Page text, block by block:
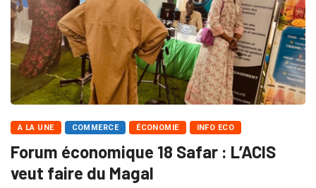
A LA UNE COMMERCE ÉCONOMIE INFO ECO
Forum économique 18 Safar : L’ACIS
veut faire du Magal